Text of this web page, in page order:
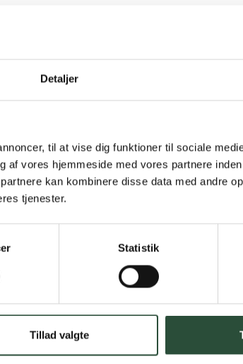
Detaljer
til at vise dig funktioner til sociale
af vores hjemmeside med vores partnere
kan kombinere disse data med andre
tjenester.
Statistik
Tillad valgte
Personlig
Hurtig levering
Hurtigt leveringen via
Faste lave
*Gælder ikke